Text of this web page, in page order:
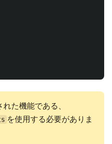
た機能である、
を使用する必要がありま